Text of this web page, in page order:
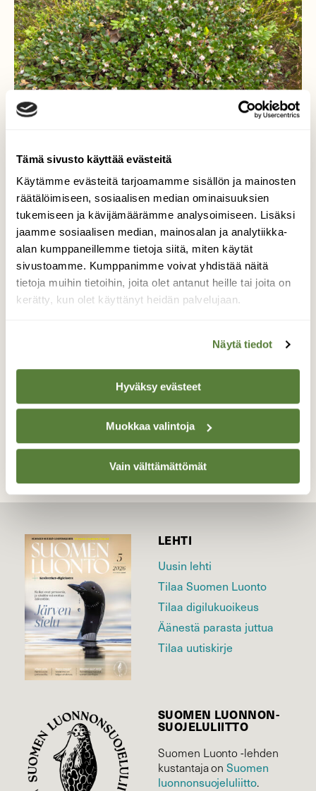
Tämä sivusto käyttää evästeitä
Käytämme evästeitä tarjoamamme sisällön ja mainosten
räätälöimiseen, sosiaalisen median ominaisuuksien
tukemiseen ja kävijämäärämme analysoimiseen. Lisäksi
jaamme sosiaalisen median, mainosalan ja analytiikka-
alan kumppaneillemme tietoja siitä, miten käytät
sivustoamme. Kumppanimme voivat yhdistää näitä
tietoja muihin tietoihin, joita olet antanut heille tai joita on
kerätty, kun olet käyttänyt heidän palvelujaan.
Näytä tiedot
Hyväksy evästeet
Muokkaa valintoja
Vain välttämättömät
Puolukka kukassa
toukokuun alku
Kuva otettu 13.5 Saimaan saaressa.
Valokuvaaja: Erkki Piipari, Saimaa 13.5.26
TAKAISIN LISTAAN
LEHTI
Uusin lehti
Tilaa Suomen Luonto
Tilaa digilukuoikeus
Äänestä parasta juttua
Tilaa uutiskirje
SUOMEN LUONNON­
SUOJELU­LIITTO
Suomen Luonto -lehden
kustantaja onSuomen
luonnonsuojelu­liitto.